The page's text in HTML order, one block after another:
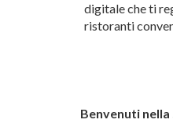
digitale che ti
ristoranti
Benvenuti